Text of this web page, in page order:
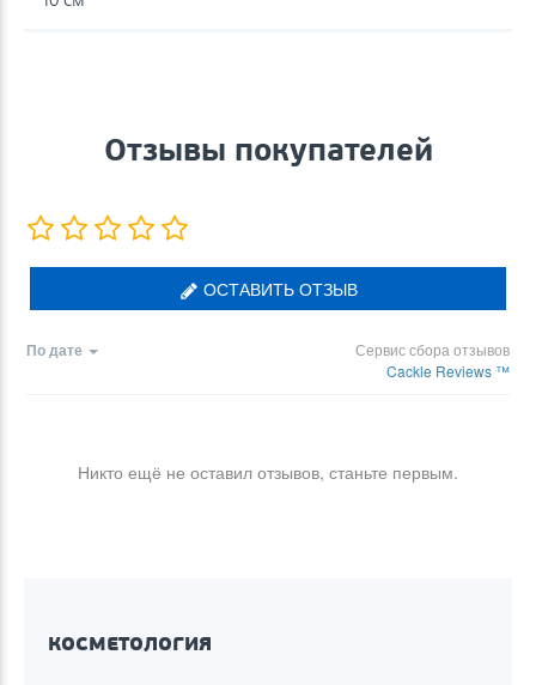
Отзывы покупателей
ОСТАВИТЬ ОТЗЫВ
По дате
Сервис сбора отзывов
Cackle Reviews ™
Никто ещё не оставил отзывов, станьте первым.
КОСМЕТОЛОГИЯ